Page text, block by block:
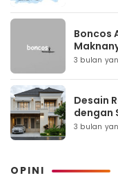
Boncos
3 bulan
Desain
dengan
3 bulan
OPINI